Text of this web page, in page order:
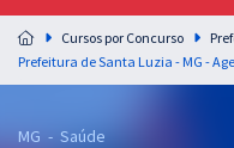
Preparação completa e
residências em saúde do Brasil
Cursos por Concurso
MG - Saúde